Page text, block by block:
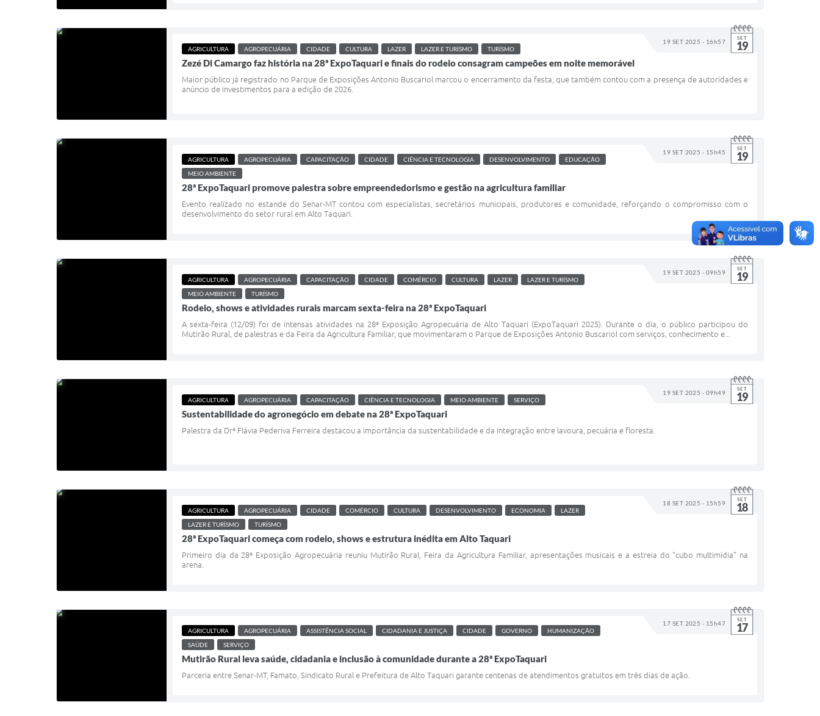
19 SET 2025 - 16h57 SET
19
AGRICULTURA AGROPECUÁRIA CIDADE CULTURA LAZER LAZER E TURÍSMO TURÍSMO
Zezé Di Camargo faz história na 28ª ExpoTaquari e finais do rodeio consagram campeões em noite memorável
Maior público já registrado no Parque de Exposições Antonio Buscariol marcou o encerramento da festa, que também contou com a presença de autoridades e
anúncio de investimentos para a edição de 2026.
19 SET 2025 - 15h45 SET
19
AGRICULTURA AGROPECUÁRIA CAPACITAÇÃO CIDADE CIÊNCIA E TECNOLOGIA DESENVOLVIMENTO
EDUCAÇÃO
MEIO AMBIENTE
28ª ExpoTaquari promove palestra sobre empreendedorismo e gestão na agricultura familiar
Evento realizado no estande do Senar-MT contou com especialistas, secretários municipais, produtores e comunidade, reforçando o compromisso com o
desenvolvimento do setor rural em Alto Taquari.
19 SET 2025 - 09h59 SET
19
AGRICULTURA AGROPECUÁRIA CAPACITAÇÃO CIDADE COMÉRCIO CULTURA LAZER
LAZER E TURÍSMO
MEIO AMBIENTE
TURÍSMO
Rodeio, shows e atividades rurais marcam sexta-feira na 28ª ExpoTaquari
A sexta-feira (12/09) foi de intensas atividades na 28ª Exposição Agropecuária de Alto Taquari (ExpoTaquari 2025). Durante o dia, o público participou do
Mutirão Rural, de palestras e da Feira da Agricultura Familiar, que movimentaram o Parque de Exposições Antonio Buscariol com serviços, conhecimento e...
19 SET 2025 - 09h49 SET
19
AGRICULTURA AGROPECUÁRIA CAPACITAÇÃO CIÊNCIA E TECNOLOGIA MEIO AMBIENTE SERVIÇO
Sustentabilidade do agronegócio em debate na 28ª ExpoTaquari
Palestra da Drª Flávia Pederiva Ferreira destacou a importância da sustentabilidade e da integração entre lavoura, pecuária e floresta.
18 SET 2025 - 15h59 SET
18
AGRICULTURA AGROPECUÁRIA CIDADE COMÉRCIO CULTURA DESENVOLVIMENTO ECONOMIA
LAZER
LAZER E TURÍSMO
TURÍSMO
28ª ExpoTaquari começa com rodeio, shows e estrutura inédita em Alto Taquari
Primeiro dia da 28ª Exposição Agropecuária reuniu Mutirão Rural, Feira da Agricultura Familiar, apresentações musicais e a estreia do “cubo multimídia” na
arena.
17 SET 2025 - 15h47 SET
17
AGRICULTURA AGROPECUÁRIA ASSISTÊNCIA SOCIAL CIDADANIA E JUSTIÇA CIDADE GOVERNO
HUMANIZAÇÃO
SAÚDE
SERVIÇO
Mutirão Rural leva saúde, cidadania e inclusão à comunidade durante a 28ª ExpoTaquari
Parceria entre Senar-MT, Famato, Sindicato Rural e Prefeitura de Alto Taquari garante centenas de atendimentos gratuitos em três dias de ação.